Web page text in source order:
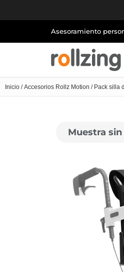
Asesoramiento
Inicio /Accesorios Rollz Motion / Pack silla
Muestra